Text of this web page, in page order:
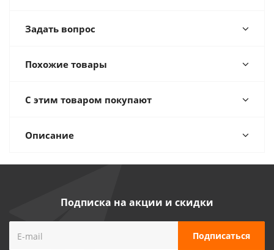
Задать вопрос
Похожие товары
С этим товаром покупают
Описание
Подписка на акции и скидки